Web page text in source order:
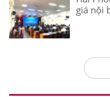
giá nội